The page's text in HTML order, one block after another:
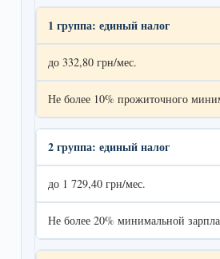
1 группа: единый налог
до 332,80 грн/мес.
Не более 10% прожиточного
2 группа: единый налог
до 1 729,40 грн/мес.
Не более 20% минимальной